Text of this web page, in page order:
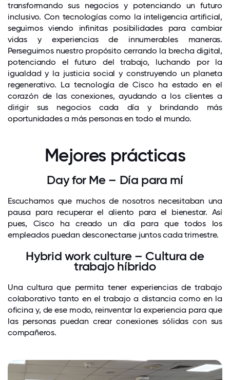
transformando sus negocios y potenciando un futuro
inclusivo. Con tecnologías como la inteligencia artificial,
seguimos viendo infinitas posibilidades para cambiar
vidas y experiencias de innumerables maneras.
Perseguimos nuestro propósito cerrando la brecha digital,
potenciando el futuro del trabajo, luchando por la
igualdad y la justicia social y construyendo un planeta
regenerativo. La tecnología de Cisco ha estado en el
corazón de las conexiones, ayudando a los clientes a
dirigir sus negocios cada día y brindando más
oportunidades a más personas en todo el mundo.
Mejores prácticas
Day for Me – Día para mí
Escuchamos que muchos de nosotros necesitaban una
pausa para recuperar el aliento para el bienestar. Así
pues, Cisco ha creado un día para que todos los
empleados puedan desconectarse juntos cada trimestre.
Hybrid work culture – Cultura de
trabajo híbrido
Una cultura que permita tener experiencias de trabajo
colaborativo tanto en el trabajo a distancia como en la
oficina y, de ese modo, reinventar la experiencia para que
las personas puedan crear conexiones sólidas con sus
compañeros.